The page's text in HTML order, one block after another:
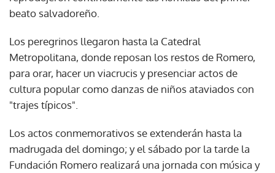
beato salvadoreño.
Los peregrinos llegaron hasta la Catedral
Metropolitana, donde reposan los restos de Romero,
para orar, hacer un viacrucis y presenciar actos de
cultura popular como danzas de niños ataviados con
"trajes típicos".
Los actos conmemorativos se extenderán hasta la
madrugada del domingo; y el sábado por la tarde la
Fundación Romero realizará una jornada con música y